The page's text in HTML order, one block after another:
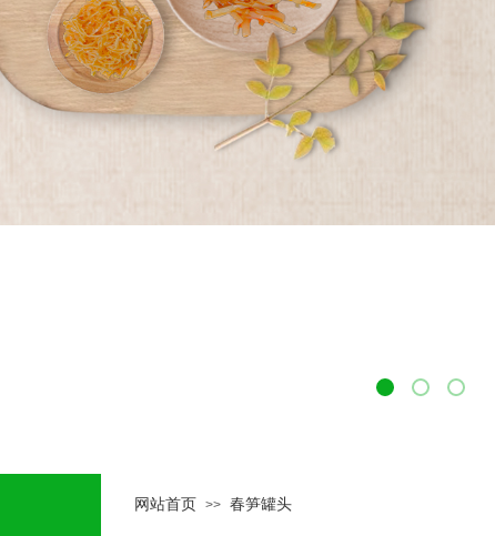
网站首页 >> 春笋罐头